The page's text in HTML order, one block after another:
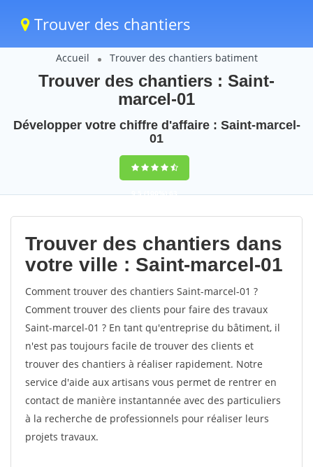
Trouver des chantiers
Accueil Trouver des chantiers batiment
Trouver des chantiers : Saint-
marcel-01
Développer votre chiffre d'affaire : Saint-marcel-
01
9,5(100%)63
votes
Trouver des chantiers dans
votre ville : Saint-marcel-01
Comment trouver des chantiers Saint-marcel-01 ?
Comment trouver des clients pour faire des travaux
Saint-marcel-01 ? En tant qu'entreprise du bâtiment, il
n'est pas toujours facile de trouver des clients et
trouver des chantiers à réaliser rapidement. Notre
service d'aide aux artisans vous permet de rentrer en
contact de manière instantannée avec des particuliers
à la recherche de professionnels pour réaliser leurs
projets travaux.